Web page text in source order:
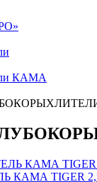
КАМА